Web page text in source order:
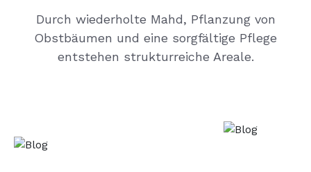
Durch wiederholte Mahd, Pflanzung von
Obstbäumen und eine sorgfältige Pflege
entstehen strukturreiche Areale.